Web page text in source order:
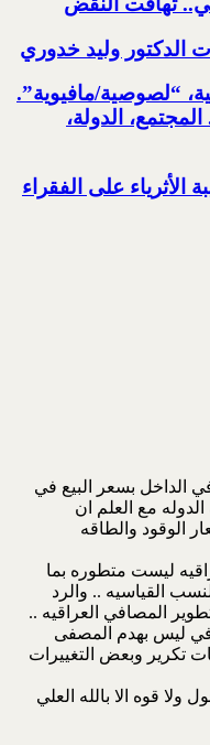
الدكتور وليد خدوري
“لصوصية/مافيوية”.
الدولة،
الأثرياء على الفقراء
الداخل بسعر البيع في
مع العلم ان
الوقود والطاقه
ليست متطوره بما
القياسيه .. والرد
كافيه لتطوير المصافي العراقيه ..
ليس بهدم المصفى
تكرير وبعض التغييرات
ولا قوه الا بالله العلي